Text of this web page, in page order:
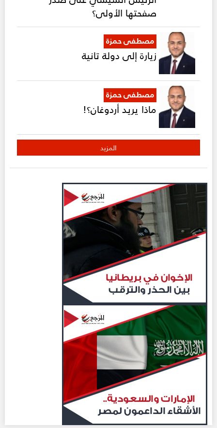
صفحتها الأولى؟
مصطفى حمزة
زيارة إلى دولة تانية
مصطفى حمزة
ماذا يريد أردوغان؟!
المزيد